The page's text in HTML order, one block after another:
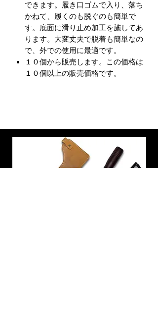
できます。履き口ゴムで入り、落ち
かねて、履くのも脱ぐのも簡単で
す。底面に滑り止め加工を施してあ
ります。大変丈夫で脱着も簡単なの
で、外での使用に最適です。
１０個から販売します。この価格は
１０個以上の販売価格です。